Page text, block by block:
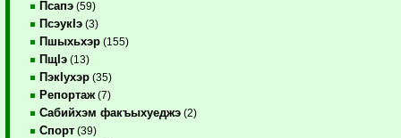
Псапэ (59)
ПсэукIэ (3)
Пшыхьхэр (155)
ПщIэ (13)
ПэкIухэр (35)
Репортаж (7)
Сабийхэм факъыхуеджэ (2)
Спорт (39)